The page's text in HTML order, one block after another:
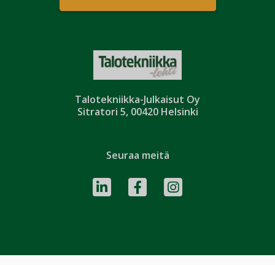
Talotekniikka-Julkaisut Oy
Sitratori 5, 00420 Helsinki
Seuraa meitä